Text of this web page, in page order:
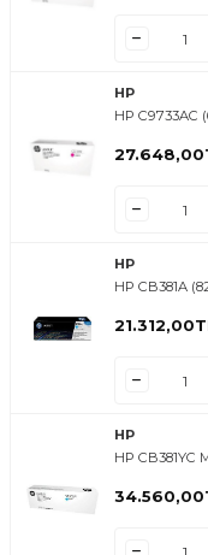
HP
HP C9733AC
27.648,00
HP
HP CB381A
21.312,00
HP
HP CB381YC
34.560,00